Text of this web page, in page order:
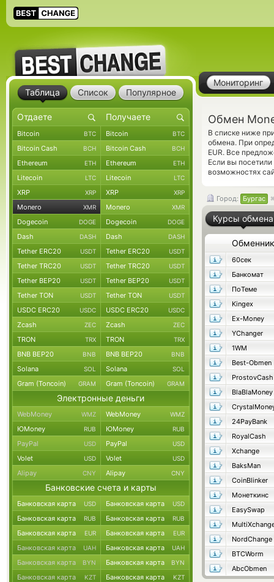
Мониторинг
Обмен
В списке ниже
обмена. При
EUR. Все
Если вы
возможностях
Город: Бургас
Курсы обмена
Обменник
60сек
Банкомат
ПоТеме
Kingex
Ex-Money
YChanger
1WM
Best-Obmen
ProstovCash
BlaBlaMoney
24PayBank
RoyalCash
Xchange
BaksMan
CoinBlinker
Монеткинс
EasySwap
NordChange
BTCWorm
AbcObmen
Таблица Список Популярное
Bitcoin BTC Bitcoin BTC
Bitcoin Cash BCH Bitcoin Cash BCH
Ethereum ETH Ethereum ETH
Litecoin LTC Litecoin LTC
XRP XRP XRP XRP
Monero XMR Monero XMR
Dogecoin DOGE Dogecoin DOGE
Dash DASH Dash DASH
Tether ERC20 USDT Tether ERC20 USDT
Tether TRC20 USDT Tether TRC20 USDT
Tether BEP20 USDT Tether BEP20 USDT
Tether TON USDT Tether TON USDT
USDC ERC20 USDC USDC ERC20 USDC
Zcash ZEC Zcash ZEC
TRON TRX TRON TRX
BNB BEP20 BNB BNB BEP20 BNB
Solana SOL Solana SOL
Gram (Toncoin) GRAM Gram (Toncoin) GRAM
Электронные деньги
WebMoney WMZ WebMoney WMZ
ЮMoney RUB ЮMoney RUB
PayPal USD PayPal USD
Volet USD Volet USD
Alipay CNY Alipay CNY
Банковские счета и карты
Банковская карта USD Банковская карта USD
Банковская карта RUB Банковская карта RUB
Банковская карта EUR Банковская карта EUR
Банковская карта UAH Банковская карта UAH
Банковская карта BYN Банковская карта BYN
Банковская карта KZT Банковская карта KZT